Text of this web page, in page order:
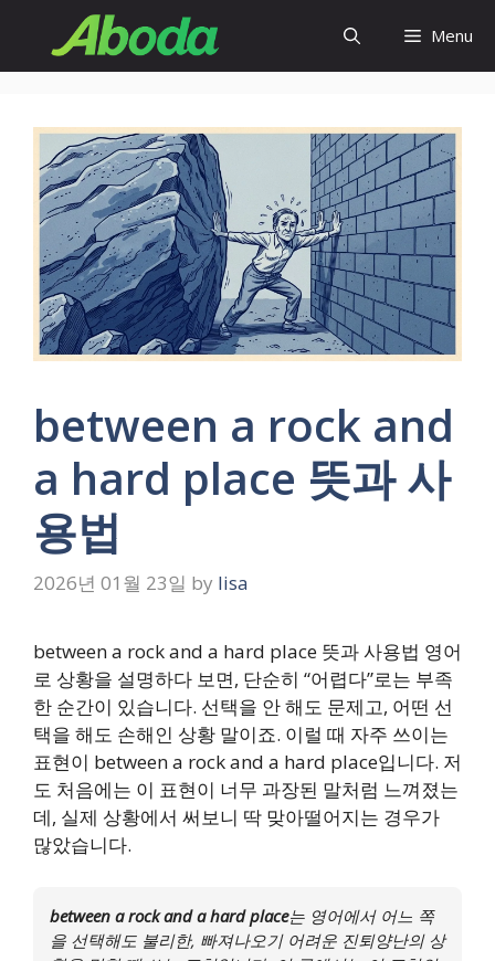
content
Menu
between a rock and
a hard place 뜻과 사
용법
2026년 01월 23일 by lisa
between a rock and a hard place 뜻과 사용법 영어
로 상황을 설명하다 보면, 단순히 “어렵다”로는 부족
한 순간이 있습니다. 선택을 안 해도 문제고, 어떤 선
택을 해도 손해인 상황 말이죠. 이럴 때 자주 쓰이는
표현이 between a rock and a hard place입니다. 저
도 처음에는 이 표현이 너무 과장된 말처럼 느껴졌는
데, 실제 상황에서 써보니 딱 맞아떨어지는 경우가
많았습니다.
between a rock and a hard place는 영어에서 어느 쪽
을 선택해도 불리한, 빠져나오기 어려운 진퇴양난의 상